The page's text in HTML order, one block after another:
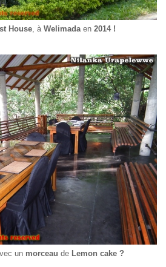
House, à Welimadaen2014 !
un morceau de Lemon cake ?